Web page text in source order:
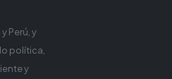
Perú, y
política,
y